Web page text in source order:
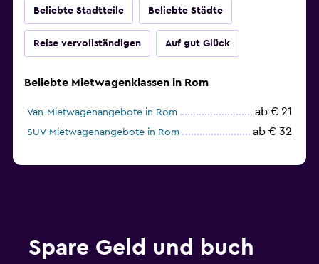
Beliebte Stadtteile Beliebte Städte
Reise vervollständigen Auf gut Glück
Beliebte Mietwagenklassen in Rom
Van-Mietwagenangebote in Rom ab € 21
SUV-Mietwagenangebote in Rom ab € 32
Spare Geld und buch